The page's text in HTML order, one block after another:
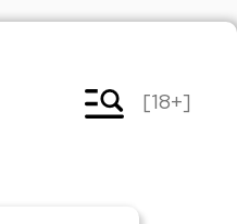
[18+]